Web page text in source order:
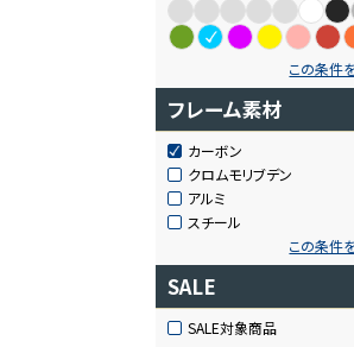
この条件
フレーム素材
カーボン
クロムモリブデン
アルミ
スチール
この条件
SALE
SALE対象商品